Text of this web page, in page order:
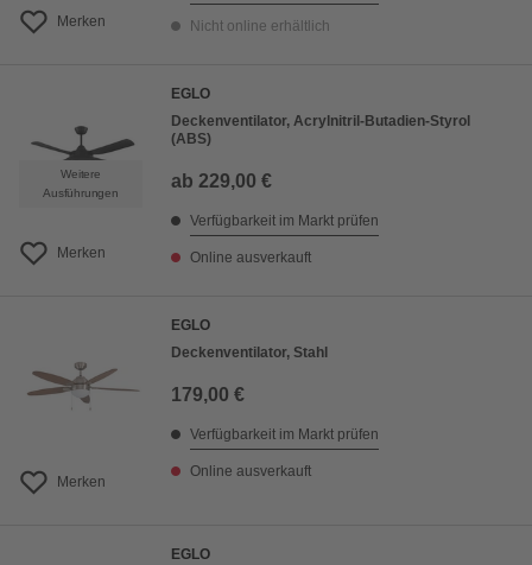
Merken Nicht online erhältlich
Weitere
Ausführungen
Merken
EGLO
Deckenventilator, Acrylnitril-Butadien-Styrol
(ABS)
ab 229,00 €
Verfügbarkeit im Markt prüfen
Online ausverkauft
Merken
EGLO
Deckenventilator, Stahl
179,00 €
Verfügbarkeit im Markt prüfen
Online ausverkauft
EGLO